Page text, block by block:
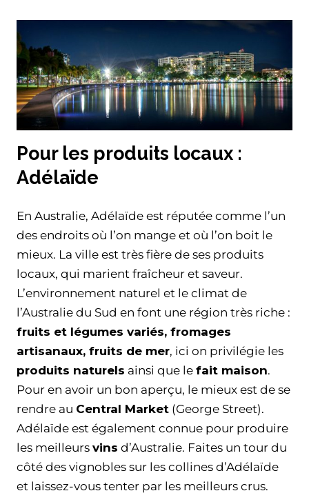
Pour les produits locaux :
Adélaïde
En Australie, Adélaïde est réputée comme l’un
des endroits où l’on mange et où l’on boit le
mieux. La ville est très fière de ses produits
locaux, qui marient fraîcheur et saveur.
L’environnement naturel et le climat de
l’Australie du Sud en font une région très riche :
fruits et légumes variés, fromages
artisanaux, fruits de mer, ici on privilégie les
produits naturels ainsi que le fait maison.
Pour en avoir un bon aperçu, le mieux est de se
rendre au Central Market (George Street).
Adélaïde est également connue pour produire
les meilleurs vins d’Australie. Faites un tour du
côté des vignobles sur les collines d’Adélaïde
et laissez-vous tenter par les meilleurs crus.